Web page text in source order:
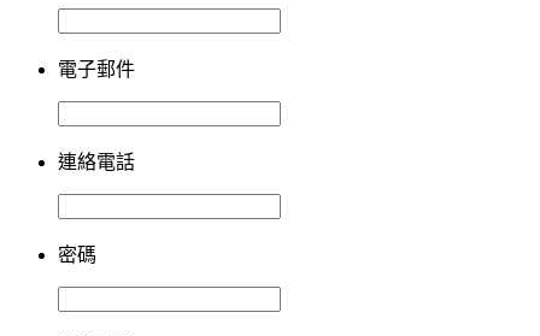
電子郵件
連絡電話
密碼